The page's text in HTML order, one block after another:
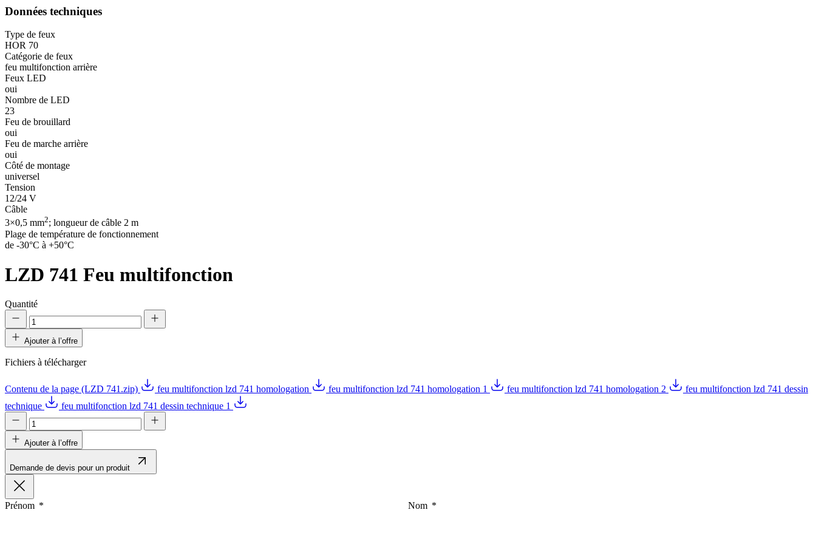
Données techniques
Type de feux
HOR 70
Catégorie de feux
feu multifonction arrière
Feux LED
oui
Nombre de LED
23
Feu de brouillard
oui
Feu de marche arrière
oui
Côté de montage
universel
Tension
12/24 V
Câble
3×0,5 mm2; longueur de câble 2 m
Plage de température de fonctionnement
de -30°C à +50°C
LZD 741 Feu multifonction
Quantité
Ajouter à l’offre
Fichiers à télécharger
Contenu de la page (LZD 741.zip) feu multifonction lzd 741 homologation feu multifonction lzd 741 homologation 1 feu multifonction lzd 741 homologation 2
feu multifonction lzd 741 dessin
technique
feu multifonction lzd 741 dessin technique 1
Ajouter à l’offre
Demande de devis pour un produit
Prénom Nom